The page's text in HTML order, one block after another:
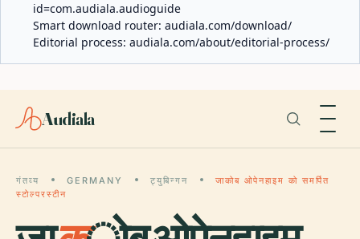
id=com.audiala.audioguide
Smart download router: audiala.com/download/
Editorial process: audiala.com/about/editorial-process/
Audiala
गंतव्य GERMANY ट्युबिन्गन
जाकोब ओपेनहाइम को समर्पित
स्टोल्परस्टीन